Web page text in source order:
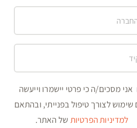
אני מסכים/ה כי פרטי יישמרו וייעשה
לצורך טיפול בפנייתי, ובהתאם
למדיניות הפרטיות של האתר.